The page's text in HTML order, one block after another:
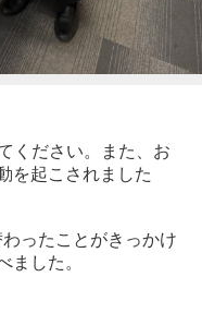
ください。また、お
を起こされました
ったことがきっかけ
ました。